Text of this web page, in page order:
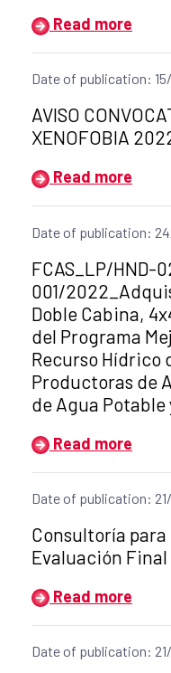
Read more
Date of publication:
Title of the
AVISO
XENOFOBIA
Read more
Date of publication:
Title of the
FCAS_LP/HND-
001/
Doble Cabina,
del Programa
Recurso Hídrico
Productoras de
de Agua
Read more
Date of publication:
Title of the
Consultoría
Evaluación Final
Read more
Date of publication: